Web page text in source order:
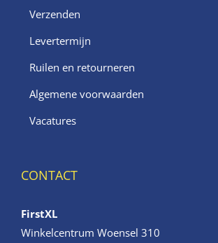
Verzenden
Levertermijn
Ruilen en retourneren
Algemene voorwaarden
Vacatures
CONTACT
FirstXL
Winkelcentrum Woensel 310